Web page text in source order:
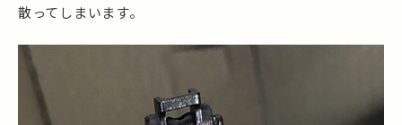
散ってしまいます。